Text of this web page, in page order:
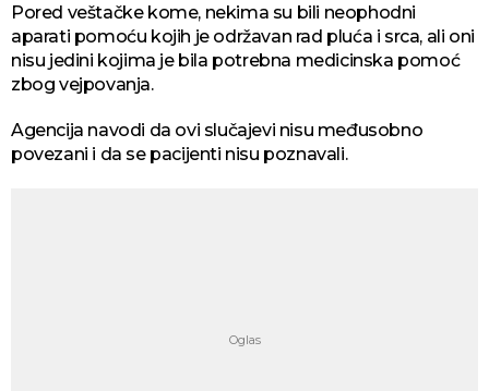
Pored veštačke kome, nekima su bili neophodni
aparati pomoću kojih je održavan rad pluća i srca, ali oni
nisu jedini kojima je bila potrebna medicinska pomoć
zbog vejpovanja.
Agencija navodi da ovi slučajevi nisu međusobno
povezani i da se pacijenti nisu poznavali.